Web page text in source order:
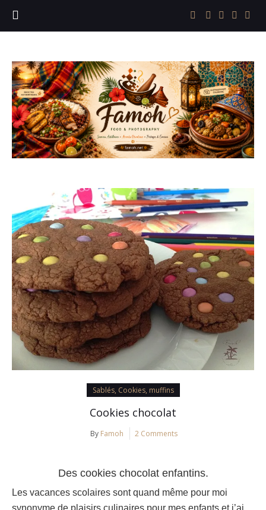
Sablés, Cookies, muffins
Cookies chocolat
By Famoh 2 Comments
Des cookies chocolat enfantins.
Les vacances scolaires sont quand même pour moi